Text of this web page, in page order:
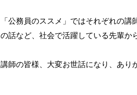
「公務員のススメ」ではそれぞれの
の話など、社会で活躍している先輩か
講師の皆様、大変お世話になり、あり